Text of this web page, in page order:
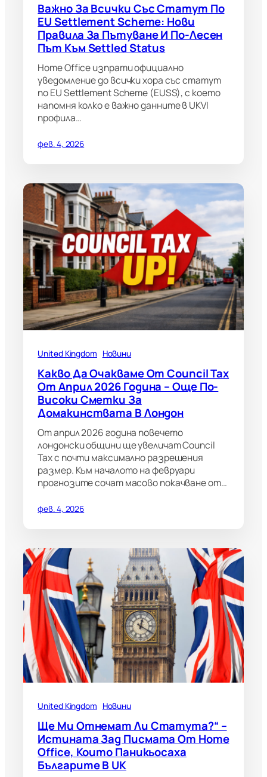
Важно За Всички Със Статут По
EU Settlement Scheme: Нови
Правила За Пътуване И По-Лесен
Път Към Settled Status
Home Office изпрати официално
уведомление до всички хора със статут
по EU Settlement Scheme (EUSS), с което
напомня колко е важно данните в UKVI
профила…
фев. 4, 2026
United Kingdom Новини
Какво Да Очакваме От Council Tax
От Април 2026 Година – Още По-
Високи Сметки За
Домакинствата В Лондон
От април 2026 година повечето
лондонски общини ще увеличат Council
Tax с почти максимално разрешения
размер. Към началото на февруари
прогнозите сочат масово покачване от…
фев. 4, 2026
United Kingdom Новини
Ще Ми Отнемат Ли Статута?“ –
Истината Зад Писмата От Home
Office, Които Паникьосаха
Българите В UK